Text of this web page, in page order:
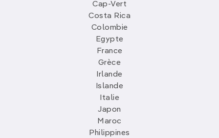
Cap-Vert
Costa Rica
Colombie
Egypte
France
Grèce
Irlande
Islande
Italie
Japon
Maroc
Philippines